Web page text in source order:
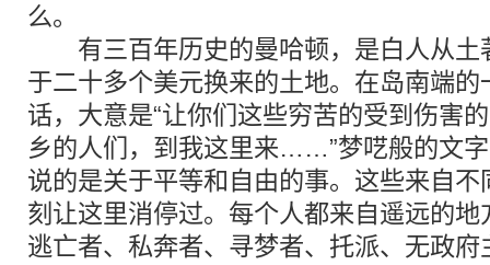
么。
有三百年历史的曼哈顿，是白人从土
于二十多个美元换来的土地。在岛南端
话，大意是“让你们这些穷苦的受到伤害
乡的人们，到我这里来……”梦呓般的文
说的是关于平等和自由的事。这些来自
刻让这里消停过。每个人都来自遥远的
逃亡者、私奔者、寻梦者、托派、无政府